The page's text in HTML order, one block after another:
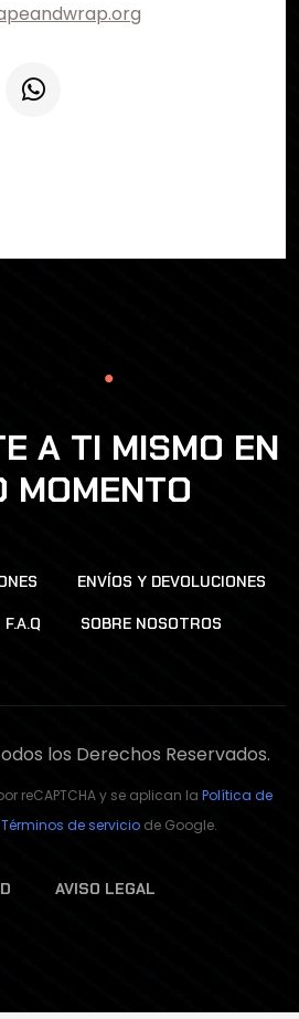
A TI MISMO EN
MOMENTO
ENVÍOS Y DEVOLUCIONES
F.A.Q SOBRE NOSOTROS
los Derechos Reservados.
reCAPTCHA y se aplican la Política de
Términos de serviciode Google.
AVISO LEGAL